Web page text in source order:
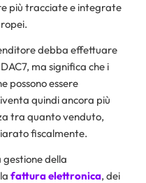
più tracciate e integrate
debba effettuare
ma significa che i
possono essere
quindi ancora più
tra quanto venduto,
fiscalmente.
gestione della
fattura elettronica, dei